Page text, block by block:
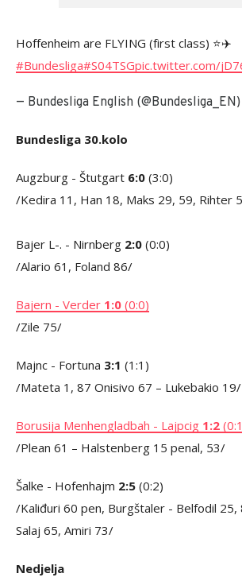
Hoffenheim are FLYING (first class) ⭐✈️
#Bundesliga#S04TSGpic.twitter.com/
— Bundesliga English (@Bundesliga_EN)
Bundesliga 30.kolo
Augzburg - Štutgart 6:0 (3:0)
/Kedira 11, Han 18, Maks 29, 59, Rihter
Bajer L-. - Nirnberg 2:0 (0:0)
/Alario 61, Foland 86/
Bajern - Verder 1:0 (0:0)
/Zile 75/
Majnc - Fortuna 3:1 (1:1)
/Mateta 1, 87 Onisivo 67 – Lukebakio 19/
Borusija Menhengladbah - Lajpcig 1:2
/Plean 61 – Halstenberg 15 penal, 53/
Šalke - Hofenhajm 2:5 (0:2)
/Kaliđuri 60 pen, Burgštaler - Belfodil 25,
Salaj 65, Amiri 73/
Nedjelja